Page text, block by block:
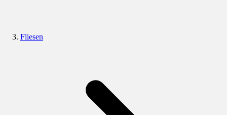
Fliesen